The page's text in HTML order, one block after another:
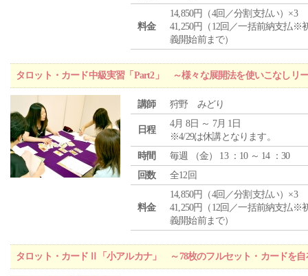
料金
14,850円（4回／分割支払い）×3
41,250円（12回／一括前納支払※
義開始前まで）
タロット・カード中級実習「Part2」 ～様々な展開法を使いこなしリ
講師 狩野 みどり
日程
4月 8日 ～ 7月 1日
※4/29は休講となります。
時間
毎週 （金） 13 ：10 ～ 14 ：30
回数
全12回
料金
14,850円（4回／分割支払い）×3
41,250円（12回／一括前納支払※
義開始前まで）
タロット・カードⅡ「小アルカナ」 ～78枚のフルセット・カードを自